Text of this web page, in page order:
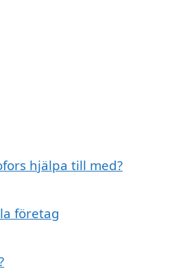
hjälpa till med?
företag